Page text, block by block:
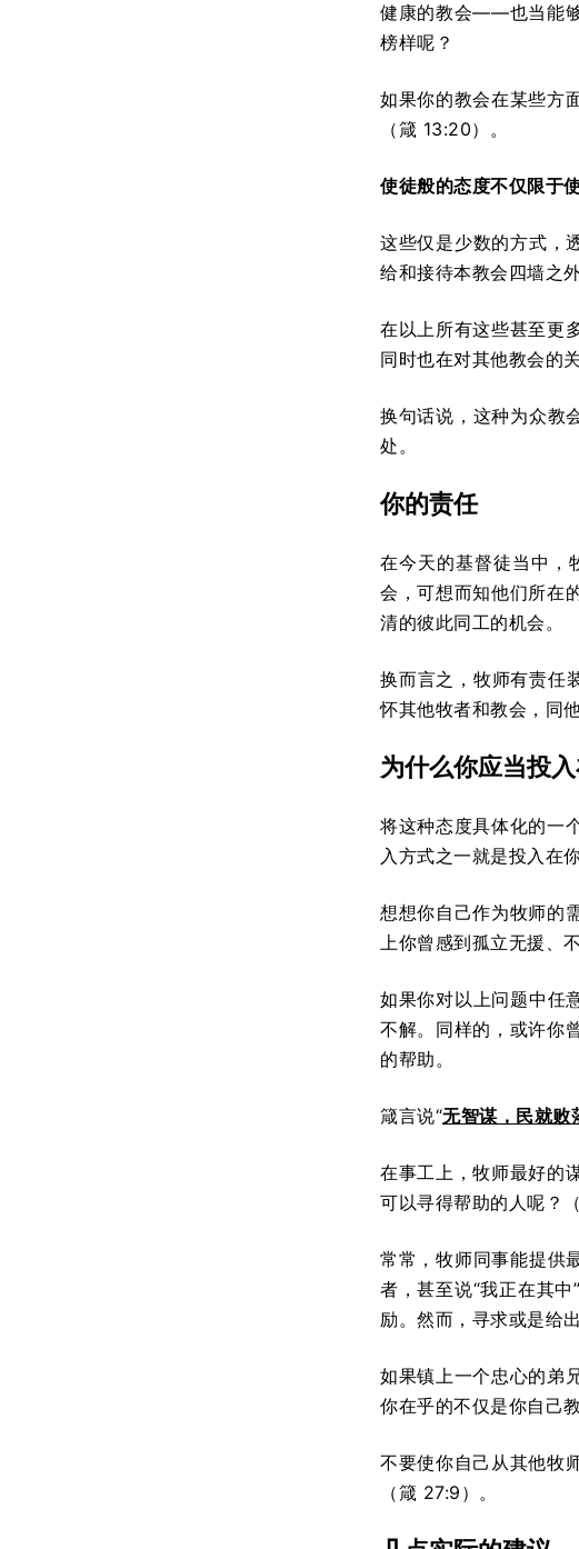
健康的教会——也当能够
榜样呢？
如果你的教会在某些方
（箴 13:20）。
使徒般的态度不仅限于
这些仅是少数的方式，
给和接待本教会四墙之
在以上所有这些甚至更
同时也在对其他教会的
换句话说，这种为众教
处。
你的责任
在今天的基督徒当中，
会，可想而知他们所在
清的彼此同工的机会。
换而言之，牧师有责任
怀其他牧者和教会，同
为什么你应当投
将这种态度具体化的一
入方式之一就是投入在
想想你自己作为牧师的
上你曾感到孤立无援、
如果你对以上问题中任
不解。同样的，或许你
的帮助。
箴言说“无智谋，民就败
在事工上，牧师最好的
可以寻得帮助的人呢？（
常常，牧师同事能提供
者，甚至说“我正在其
励。然而，寻求或是给
如果镇上一个忠心的弟
你在乎的不仅是你自己
不要使你自己从其他牧
（箴 27:9）。